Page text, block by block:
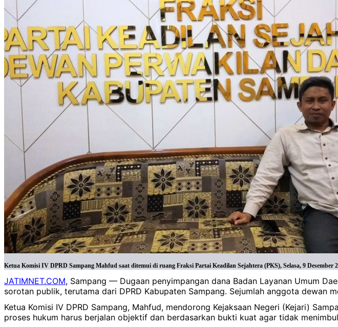
Ketua Komisi IV DPRD Sampang Mahfud saat ditemui di ruang Fraksi Partai Keadilan Sejahtera (PKS), Selasa, 9 Desember
JATIMNET.COM, Sampang — Dugaan penyimpangan dana Badan Layanan Umum
sorotan publik, terutama dari DPRD Kabupaten Sampang. Sejumlah anggota dewan
Ketua Komisi IV DPRD Sampang, Mahfud, mendorong Kejaksaan Negeri (Kejari)
proses hukum harus berjalan objektif dan berdasarkan bukti kuat agar tidak